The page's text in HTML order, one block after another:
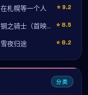
在札幌等一个人 ⭐ 9.2
钢之骑士（首映纪念版） ⭐ 8.5
雪夜归途 ⭐ 8.2
分类